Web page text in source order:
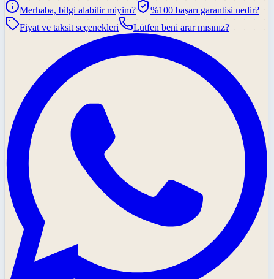
Merhaba, bilgi alabilir miyim?
%100 başarı garantisi nedir?
Fiyat ve taksit seçenekleri
Lütfen beni arar mısınız?